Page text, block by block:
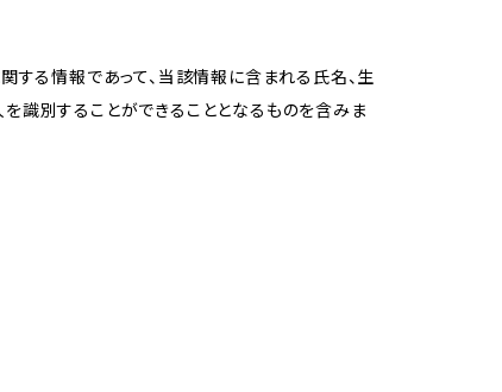
する情報であって、当該情報に含まれる氏名、生
識別することができることとなるものを含みま